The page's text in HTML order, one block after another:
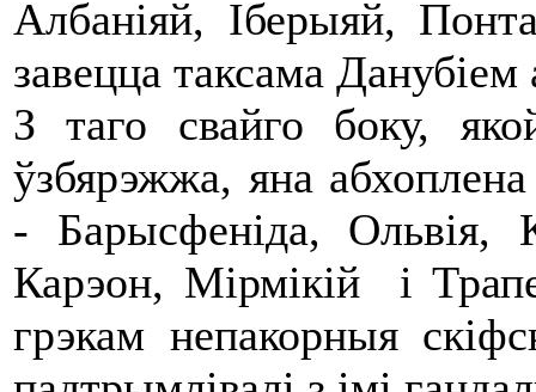
Албаніяй, Іберыяй,
завецца таксама
З таго свайго боку,
ўзбярэжжа, яна
- Барысфеніда, Ольвія,
Карэон, Мірмікій і
грэкам непакорныя